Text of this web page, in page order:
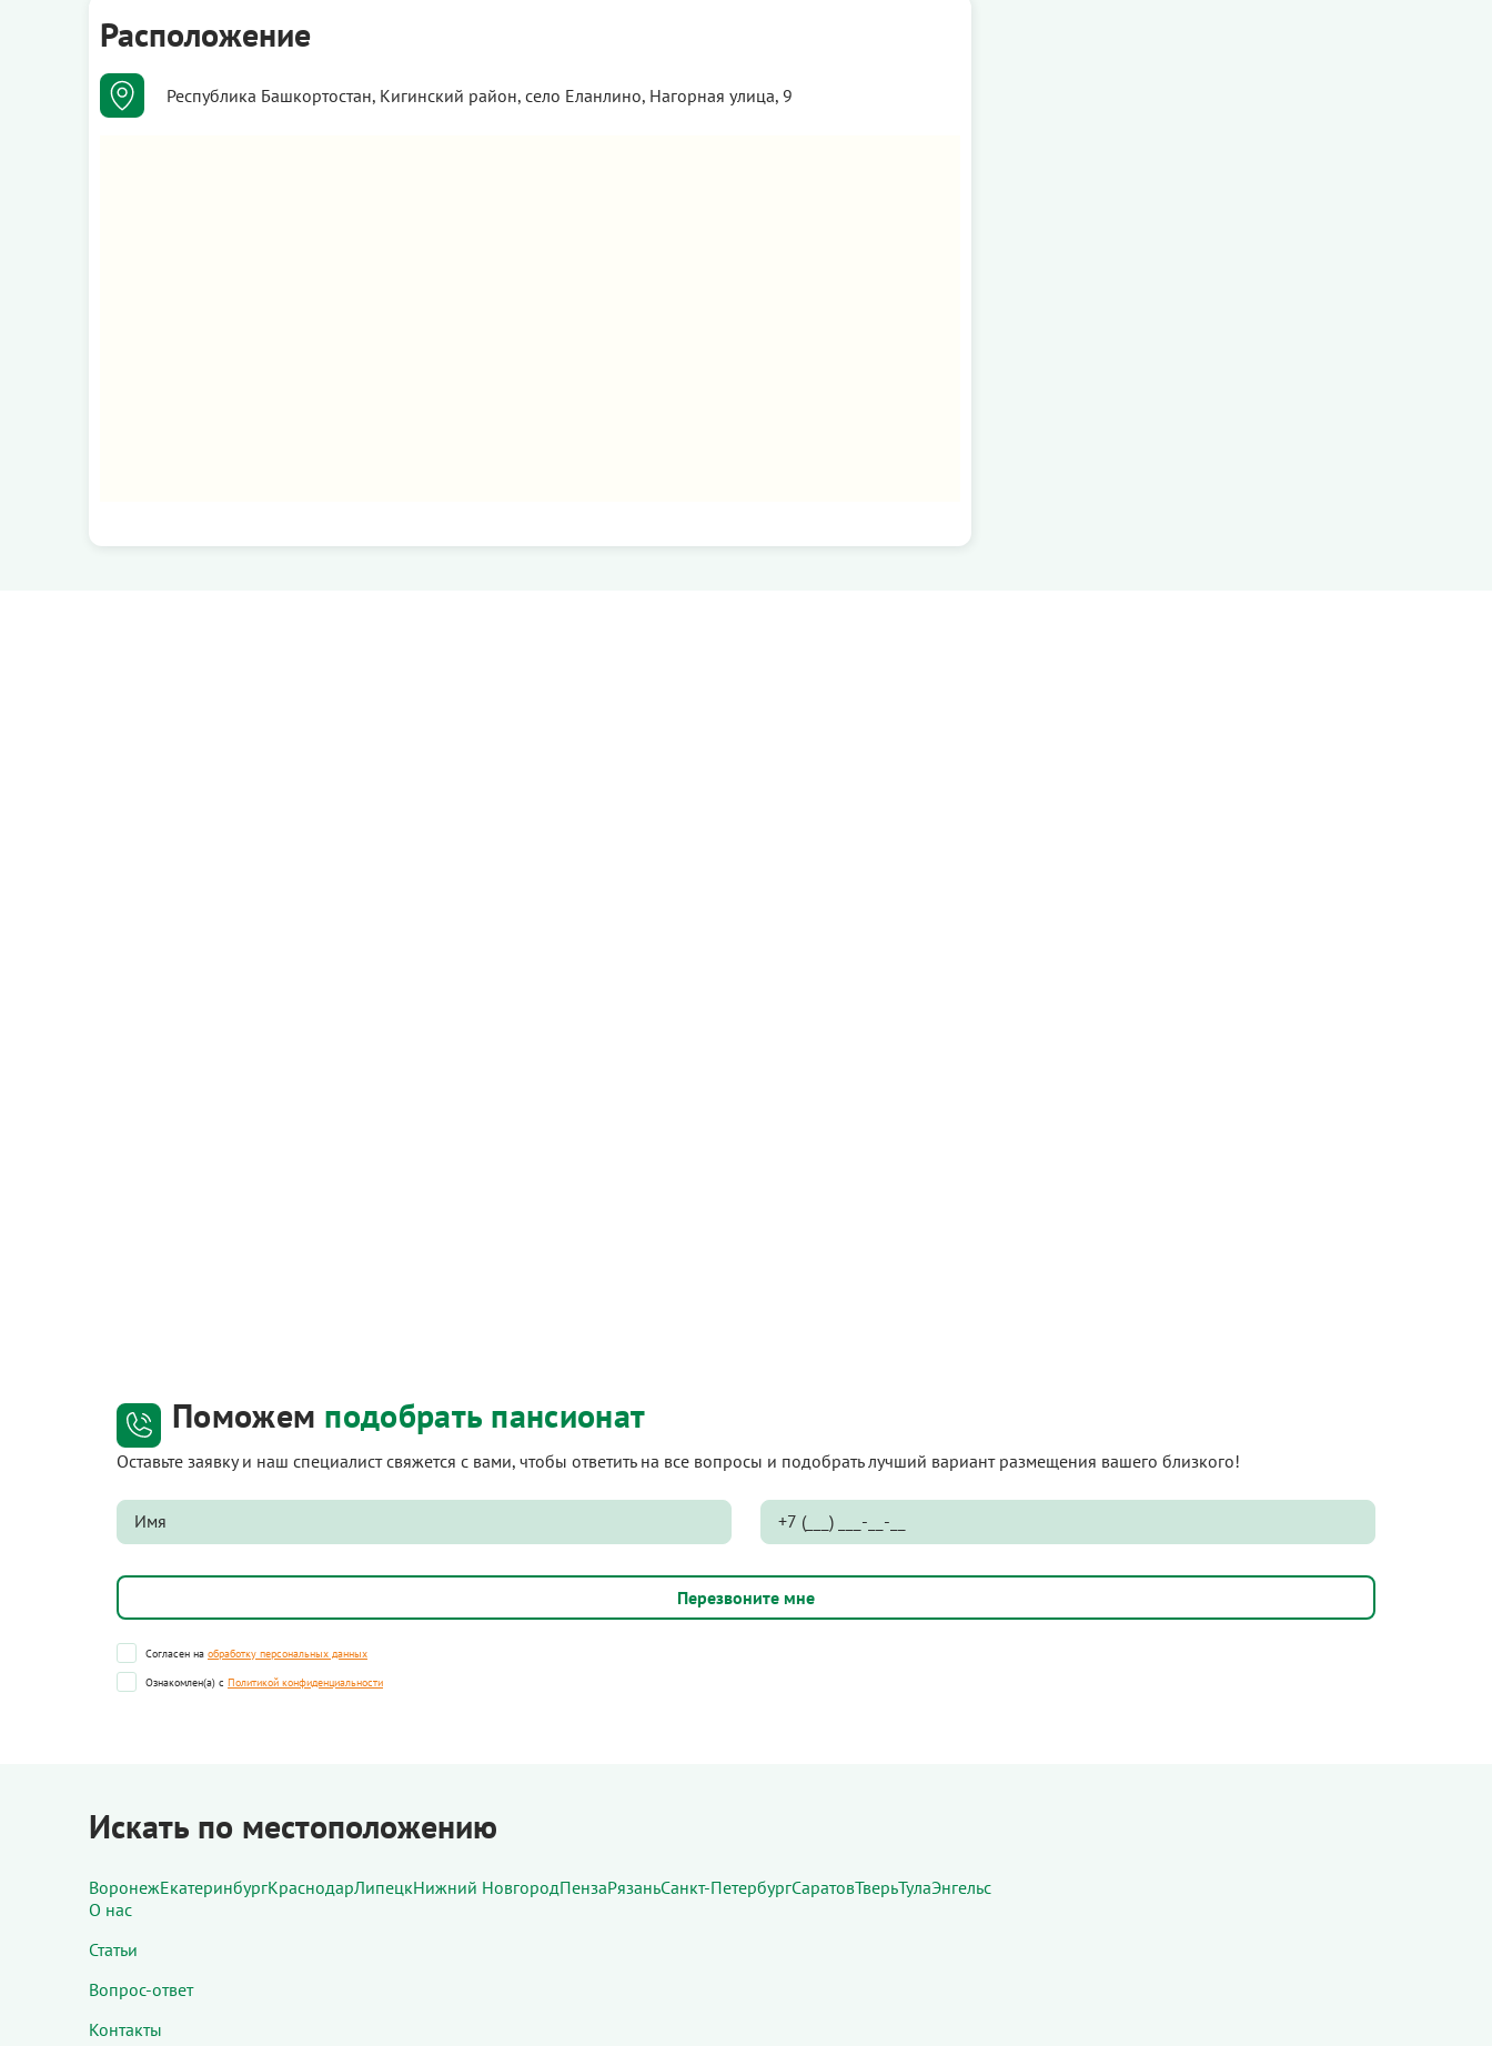
Расположение
Республика Башкортостан, Кигинский район, село Еланлино, Нагорная улица, 9
Поможем подобрать пансионат
Оставьте заявку и наш специалист свяжется с вами, чтобы ответить на все вопросы и подобрать лучший вариант размещения вашего близкого!
Согласен на обработку персональных данных
Ознакомлен(а) с Политикой конфиденциальности
Искать по местоположению
ВоронежЕкатеринбургКраснодарЛипецкНижний НовгородПензаРязаньСанкт-ПетербургСаратовТверьТулаЭнгельс
О нас
Статьи
Вопрос-ответ
Контакты